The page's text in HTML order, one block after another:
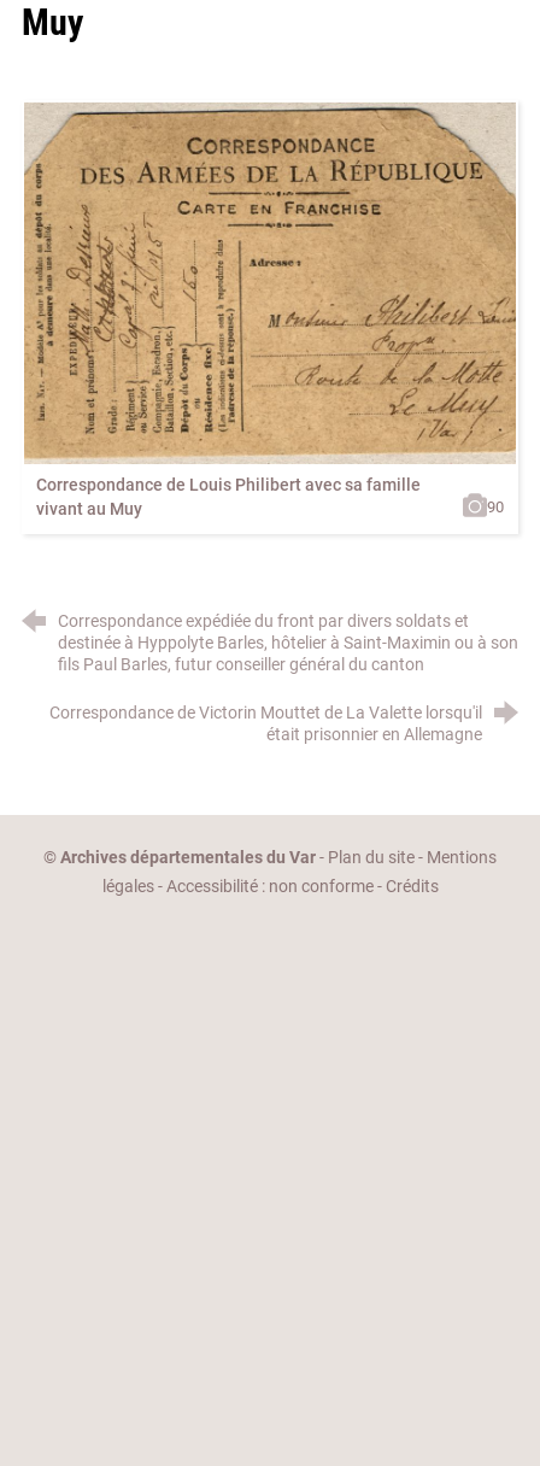
Muy
Correspondance de Louis Philibert avec sa famille
vivant au Muy
90
Correspondance expédiée du front par divers soldats et
destinée à Hyppolyte Barles, hôtelier à Saint-Maximin ou à son
fils Paul Barles, futur conseiller général du canton
Correspondance de Victorin Mouttet de La Valette lorsqu'il
était prisonnier en Allemagne
©Archives départementales du Var- Plan du site- Mentions
légales-Accessibilité : non conforme- Crédits